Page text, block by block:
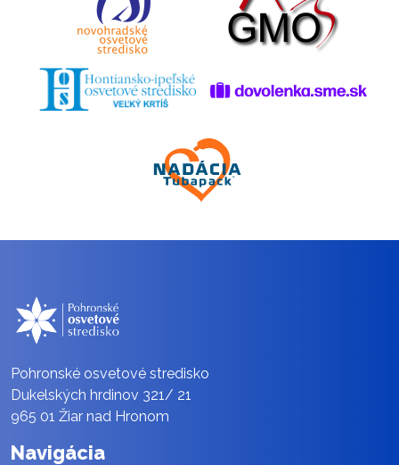
Pohronské osvetové stredisko
Dukelských hrdinov 321/ 21
965 01 Žiar nad Hronom
Navigácia